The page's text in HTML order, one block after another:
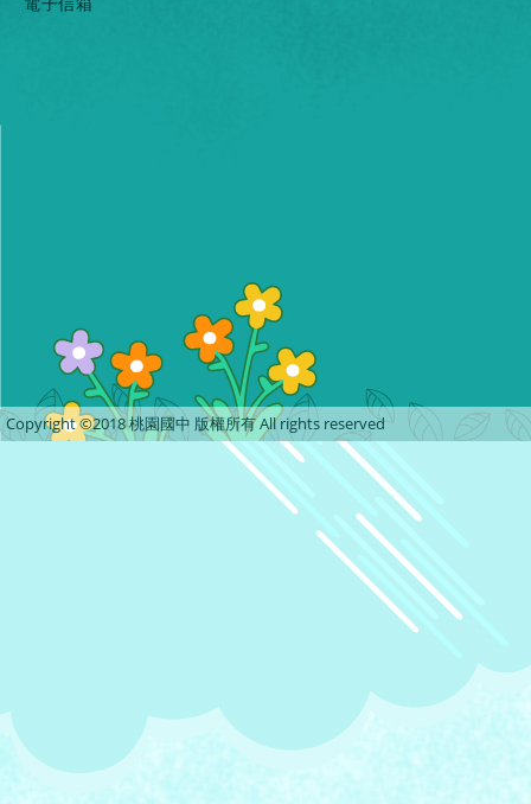
Copyright ©2018 桃園國中 版權所有 All rights reserved